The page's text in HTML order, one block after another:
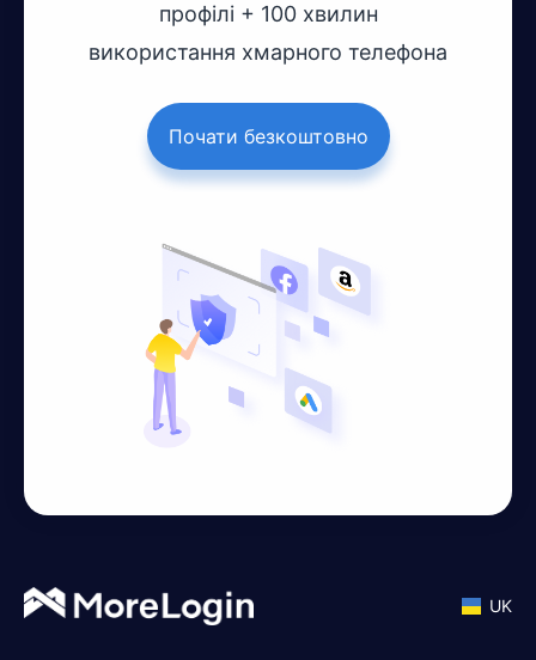
профілі + 100 хвилин
використання хмарного телефона
Почати безкоштовно
UK